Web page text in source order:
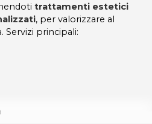
trattamenti estetici
, per valorizzare al
Servizi principali: